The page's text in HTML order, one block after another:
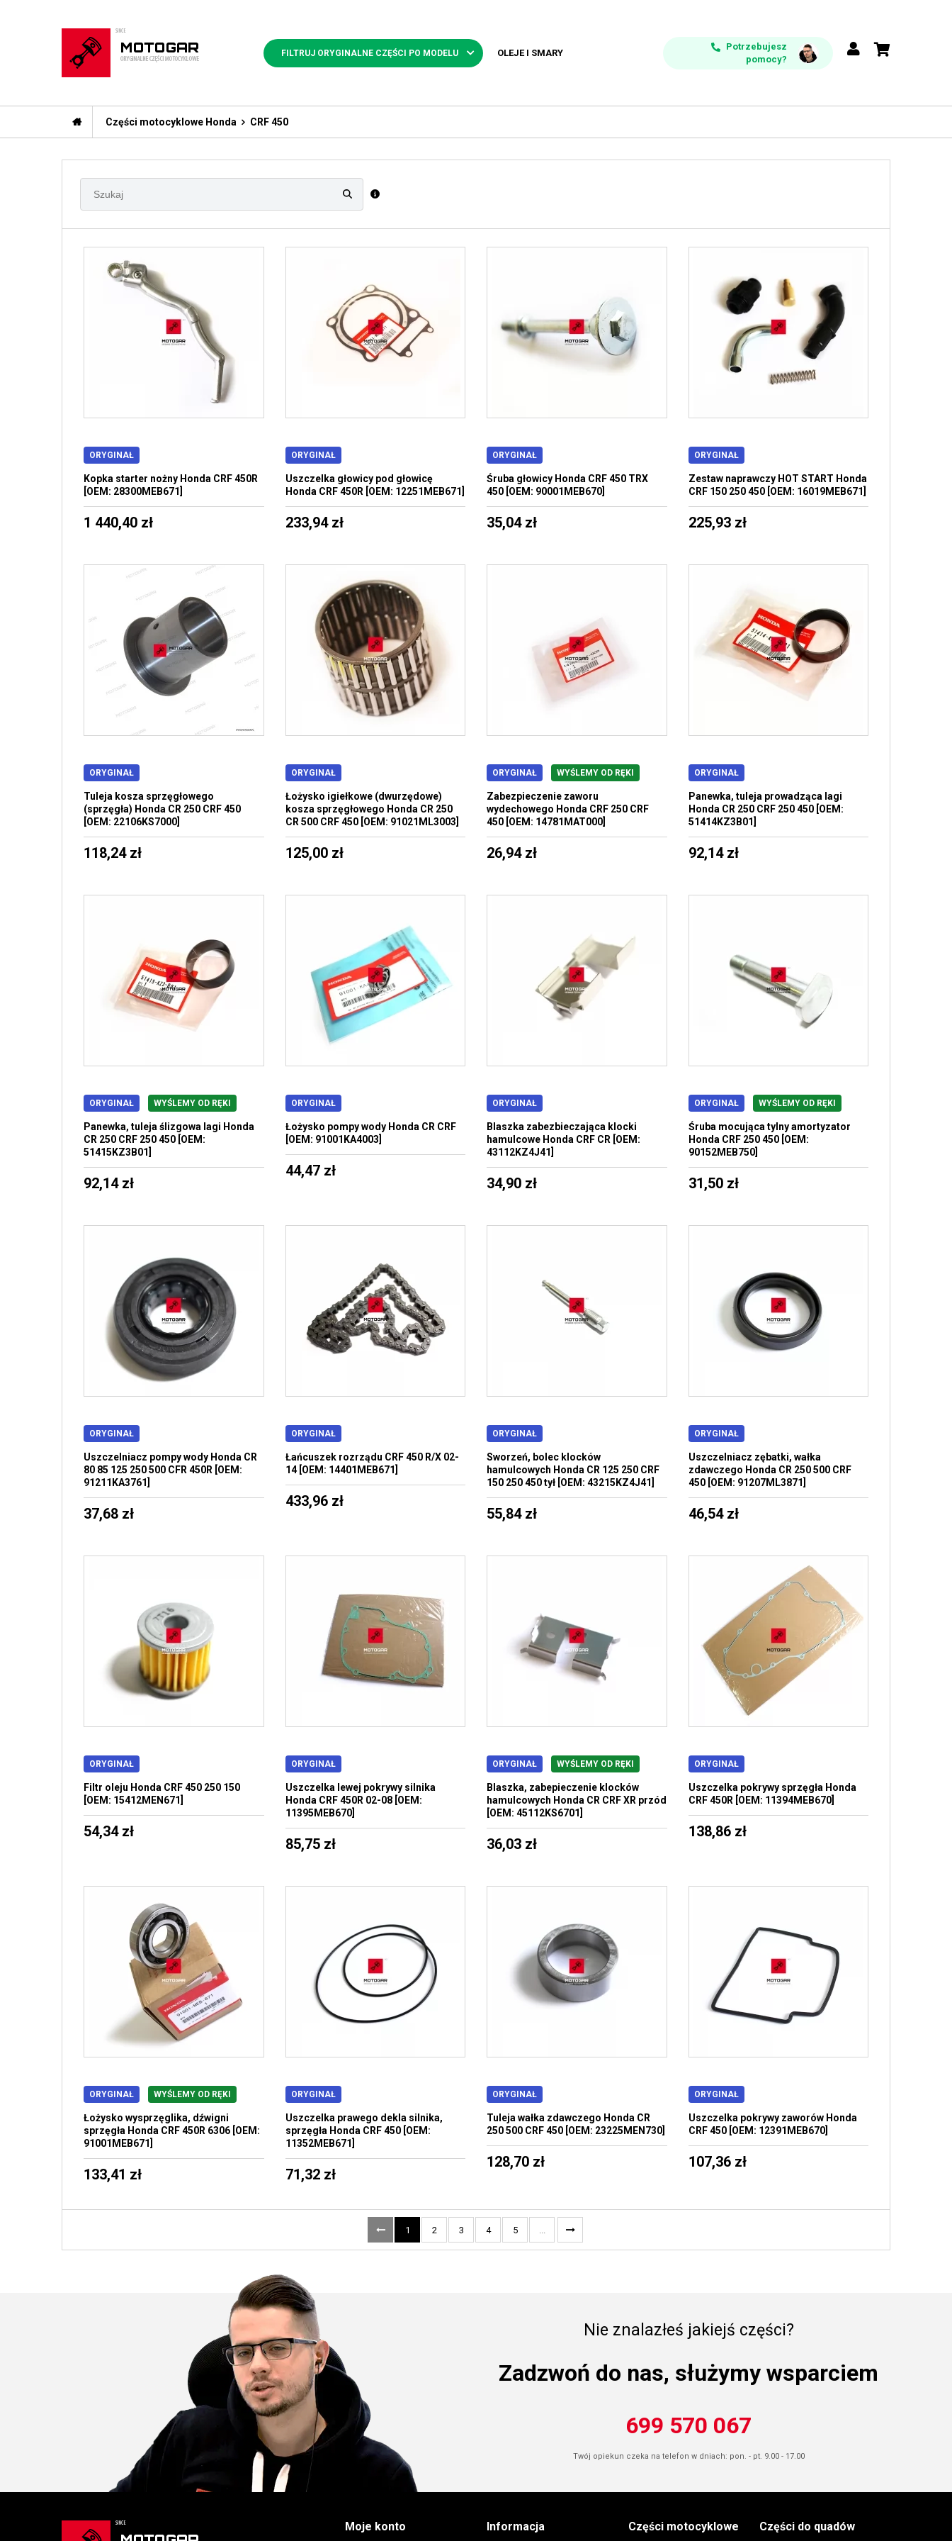
FILTRUJ ORYGINALNE CZĘŚCI PO MODELU OLEJE I SMARY
Potrzebujesz
pomocy?
Części motocyklowe Honda CRF 450
ORYGINAŁ
Kopka starter nożny Honda CRF 450R
[OEM: 28300MEB671]
1 440,40 zł
ORYGINAŁ
Uszczelka głowicy pod głowicę
Honda CRF 450R [OEM: 12251MEB671]
233,94 zł
ORYGINAŁ
Śruba głowicy Honda CRF 450 TRX
450 [OEM: 90001MEB670]
35,04 zł
ORYGINAŁ
Zestaw naprawczy HOT START Honda
CRF 150 250 450 [OEM: 16019MEB671]
225,93 zł
ORYGINAŁ
Tuleja kosza sprzęgłowego
(sprzęgła) Honda CR 250 CRF 450
[OEM: 22106KS7000]
118,24 zł
ORYGINAŁ
Łożysko igiełkowe (dwurzędowe)
kosza sprzęgłowego Honda CR 250
CR 500 CRF 450 [OEM: 91021ML3003]
125,00 zł
ORYGINAŁ WYŚLEMY OD RĘKI
Zabezpieczenie zaworu
wydechowego Honda CRF 250 CRF
450 [OEM: 14781MAT000]
26,94 zł
ORYGINAŁ
Panewka, tuleja prowadząca lagi
Honda CR 250 CRF 250 450 [OEM:
51414KZ3B01]
92,14 zł
ORYGINAŁ WYŚLEMY OD RĘKI
Panewka, tuleja ślizgowa lagi Honda
CR 250 CRF 250 450 [OEM:
51415KZ3B01]
92,14 zł
ORYGINAŁ
Łożysko pompy wody Honda CR CRF
[OEM: 91001KA4003]
44,47 zł
ORYGINAŁ
Blaszka zabezbieczająca klocki
hamulcowe Honda CRF CR [OEM:
43112KZ4J41]
34,90 zł
ORYGINAŁ WYŚLEMY OD RĘKI
Śruba mocująca tylny amortyzator
Honda CRF 250 450 [OEM:
90152MEB750]
31,50 zł
ORYGINAŁ
Uszczelniacz pompy wody Honda CR
80 85 125 250 500 CFR 450R [OEM:
91211KA3761]
37,68 zł
ORYGINAŁ
Łańcuszek rozrządu CRF 450 R/X 02-
14 [OEM: 14401MEB671]
433,96 zł
ORYGINAŁ
Sworzeń, bolec klocków
hamulcowych Honda CR 125 250 CRF
150 250 450 tył [OEM: 43215KZ4J41]
55,84 zł
ORYGINAŁ
Uszczelniacz zębatki, wałka
zdawczego Honda CR 250 500 CRF
450 [OEM: 91207ML3871]
46,54 zł
ORYGINAŁ
Filtr oleju Honda CRF 450 250 150
[OEM: 15412MEN671]
54,34 zł
ORYGINAŁ
Uszczelka lewej pokrywy silnika
Honda CRF 450R 02-08 [OEM:
11395MEB670]
85,75 zł
ORYGINAŁ WYŚLEMY OD RĘKI
Blaszka, zabepieczenie klocków
hamulcowych Honda CR CRF XR przód
[OEM: 45112KS6701]
36,03 zł
ORYGINAŁ
Uszczelka pokrywy sprzęgła Honda
CRF 450R [OEM: 11394MEB670]
138,86 zł
ORYGINAŁ WYŚLEMY OD RĘKI
Łożysko wysprzęglika, dźwigni
sprzęgła Honda CRF 450R 6306 [OEM:
91001MEB671]
133,41 zł
ORYGINAŁ
Uszczelka prawego dekla silnika,
sprzęgła Honda CRF 450 [OEM:
11352MEB671]
71,32 zł
ORYGINAŁ
Tuleja wałka zdawczego Honda CR
250 500 CRF 450 [OEM: 23225MEN730]
128,70 zł
ORYGINAŁ
Uszczelka pokrywy zaworów Honda
CRF 450 [OEM: 12391MEB670]
107,36 zł
1 2 3 4 5 ...
Nie znalazłeś jakiejś części?
Zadzwoń do nas, służymy wsparciem
699 570 067
Twój opiekun czeka na telefon w dniach: pon. - pt. 9.00 - 17.00
Moje konto Informacja Części motocyklowe Części do quadów